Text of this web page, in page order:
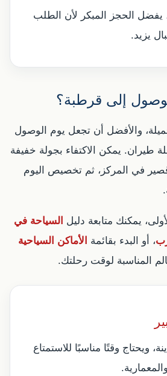
الحجز المبكر لأن الطلب
يزيد.
إلى قرطبة؟
والأفضل أن تجعل يوم الوصول
طيران. يمكن الاكتفاء بجولة خفيفة
في المركز، ثم تخصيص اليوم
يمكنك متابعة دليل السياحة في
، أو البدء بقائمة
الأماكن السياحية
المناسبة لوقت رحلتك.
ويحتاج وقتًا مناسبًا للاستمتاع